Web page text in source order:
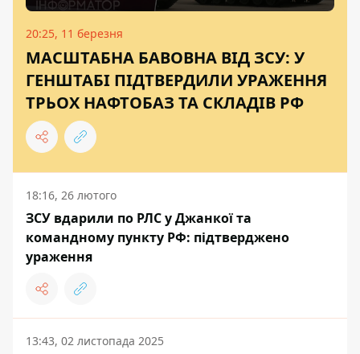
20:25, 11 березня
МАСШТАБНА БАВОВНА ВІД ЗСУ: У
ГЕНШТАБІ ПІДТВЕРДИЛИ УРАЖЕННЯ
ТРЬОХ НАФТОБАЗ ТА СКЛАДІВ РФ
18:16, 26 лютого
ЗСУ вдарили по РЛС у Джанкої та
командному пункту РФ: підтверджено
ураження
13:43, 02 листопада 2025